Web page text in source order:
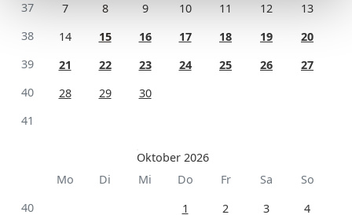
37 7 8 9 10 11 12
13
38
14 15 16 17 18 19
20
39
21 22 23 24 25 26
27
40
28 29
30
41
Oktober 2026
Mo
Di Mi Do Fr Sa
So
40
1 2 3
4